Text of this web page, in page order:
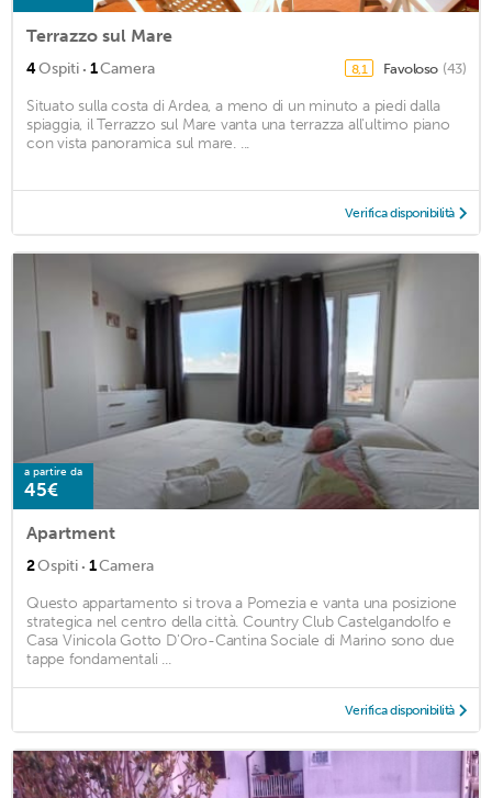
Terrazzo sul Mare
4Ospiti · 1Camera 8,1 Favoloso (43)
Situato sulla costa di Ardea, a meno di un minuto a piedi dalla
spiaggia, il Terrazzo sul Mare vanta una terrazza all'ultimo piano
con vista panoramica sul mare. ...
Verifica disponibilità
a partire da
45€
Apartment
2Ospiti · 1Camera
Questo appartamento si trova a Pomezia e vanta una posizione
strategica nel centro della città. Country Club Castelgandolfo e
Casa Vinicola Gotto D'Oro-Cantina Sociale di Marino sono due
tappe fondamentali ...
Verifica disponibilità